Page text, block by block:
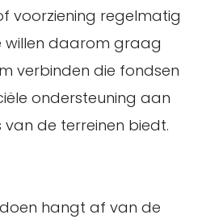
voorziening regelmatig
willen daarom graag
verbinden die fondsen
ondersteuning aan
de terreinen biedt.
hangt af van de